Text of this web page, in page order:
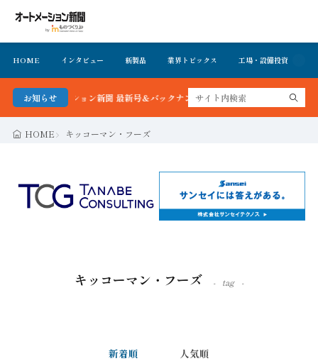
HOME インタビュー 新製品 業界トピックス 工場・設備投資
お知らせ
ートメーション新聞 最新号＆バックナンバーを無料で公開中 詳細はこちら
HOME キッコーマン・フーズ
キッコーマン・フーズ tag
新着順 人気順